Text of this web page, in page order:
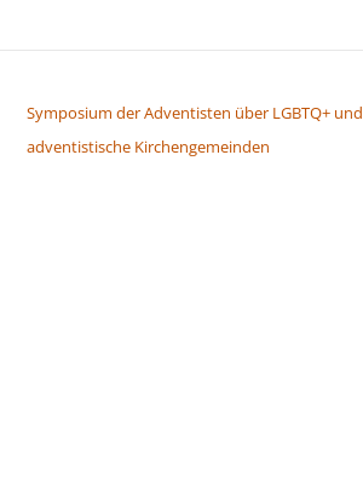
Symposium der Adventisten über LGBTQ+ und
adventistische Kirchengemeinden